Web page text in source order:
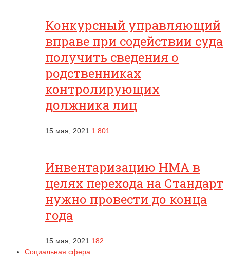
Конкурсный управляющий
вправе при содействии суда
получить сведения о
родственниках
контролирующих
должника лиц
15 мая, 2021 1 801
Инвентаризацию НМА в
целях перехода на Стандарт
нужно провести до конца
года
15 мая, 2021 182
Социальная сфера